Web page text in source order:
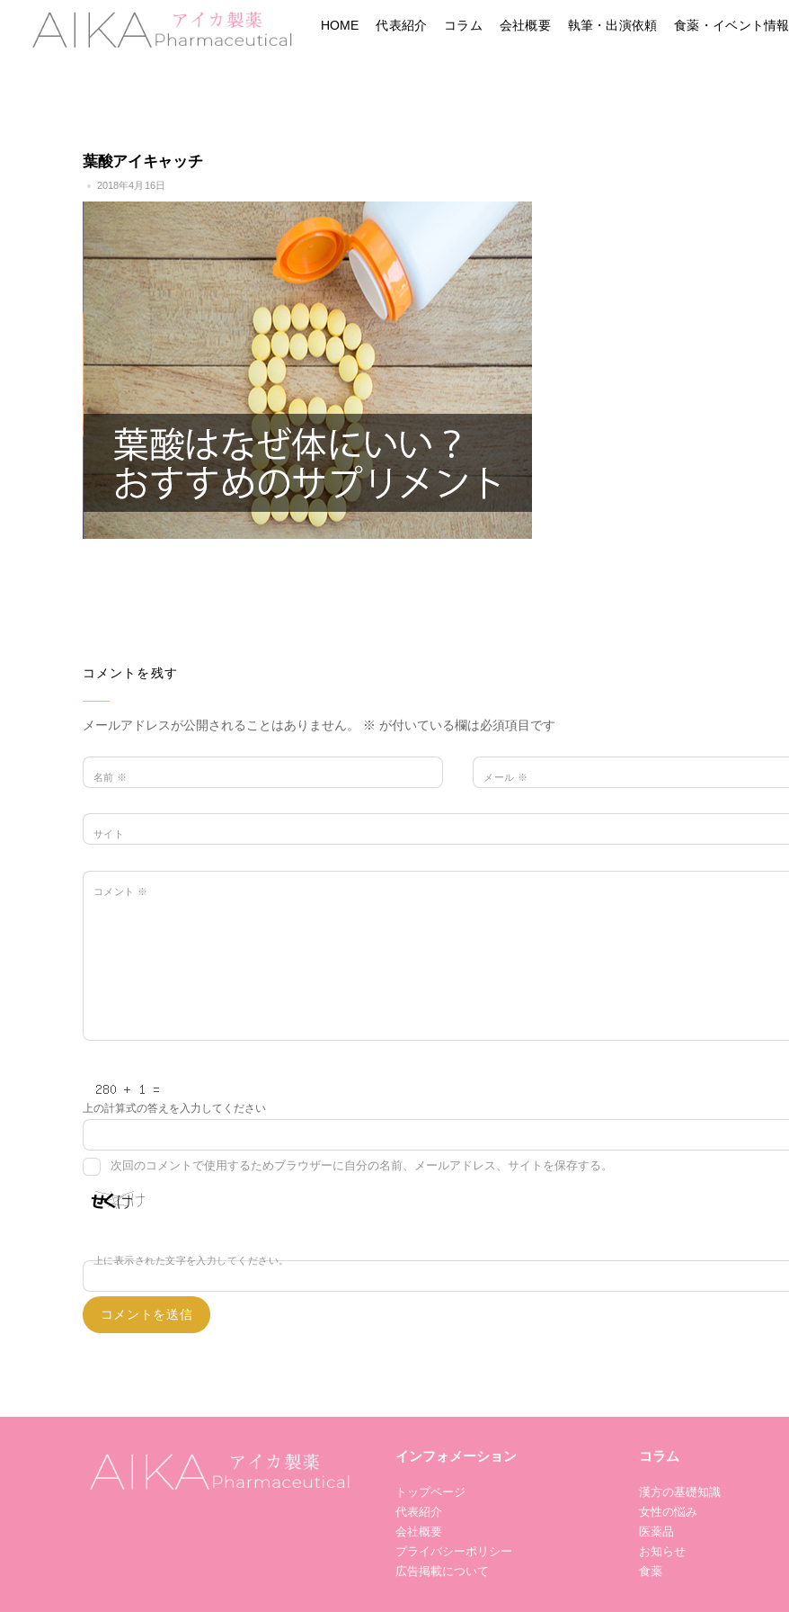
content
Menu
HOME 代表紹介 コラム 会社概要 執筆・出演依頼 食薬・イベント情報
葉酸アイキャッチ
2018年4月16日
コメントを残す
メールアドレスが公開されることはありません。 ※ が付いている欄は必須項目です
名前 ※ メール ※
サイト
コメント ※
上の計算式の答えを入力してください
次回のコメントで使用するためブラウザーに自分の名前、メールアドレス、サイトを保存する。
上に表示された文字を入力してください。
インフォメーション
トップページ
代表紹介
会社概要
プライバシーポリシー
広告掲載について
コラム
漢方の基礎知識
女性の悩み
医薬品
お知らせ
食薬